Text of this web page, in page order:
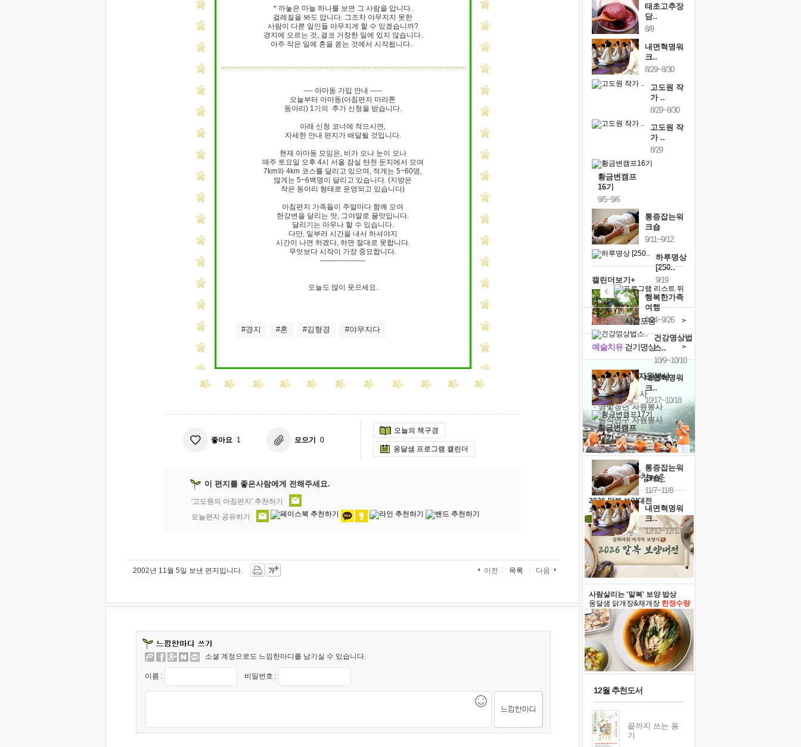
* 까놓은 마늘 하나를 보면 그 사람을 압니다.
걸레질을 봐도 압니다. 그조차 야무지지 못한
사람이 다른 일인들 야무지게 할 수 있겠습니까?
경지에 오르는 것, 결코 거창한 일에 있지 않습니다.
아주 작은 일에 혼을 쏟는 것에서 시작됩니다.
---- 아마동 가입 안내 -----
오늘부터 아마동(아침편지 마라톤
동아리) 1기의 추가 신청을 받습니다.
아래 신청 코너에 적으시면,
자세한 안내 편지가 배달될 것입니다.
현재 아마동 모임은, 비가 오나 눈이 오나
매주 토요일 오후 4시 서울 잠실 탄천 둔치에서 모여
7km와 4km 코스를 달리고 있으며, 적게는 5~60명,
많게는 5~6백명이 달리고 있습니다. (지방은
작은 동아리 형태로 운영되고 있습니다)
아침편지 가족들이 주말마다 함께 모여
한강변을 달리는 맛, 그야말로 꿀맛입니다.
달리기는 아무나 할 수 있습니다.
다만, 일부러 시간을 내서 하셔야지
시간이 나면 하겠다, 하면 절대로 못합니다.
무엇보다 시작이 가장 중요합니다.
-------------------
오늘도 많이 웃으세요.
#경지 #혼 #김형경 #야무지다
좋아요 1 모으기 0
오늘의 책구경
옹달샘 프로그램 캘린더
이 편지를 좋은사람에게 전해주세요.
'고도원의 아침편지' 추천하기
오늘편지 공유하기
2002년 11월 5일 보낸 편지입니다. 이전 목록 다음
소셜 계정으로도 느낌한마디를 남기실 수 있습니다.
이름 : 비밀번호 :
태초고추장
담..
8/8
내면혁명워
크..
8/29~8/30
고도원 작
가 ..
8/29~8/30
고도원 작
가 ..
8/29
황금변캠프
16기
9/5~9/6
통증잡는워
크숍
9/11~9/12
하루명상
[250..
9/19
행복한가족
여행
9/24~9/26
건강명상법
스..
10/9~10/10
내면혁명워
크..
10/17~10/18
황금변캠프
17기
10/30~10/31
통증잡는워
크숍
11/7~11/8
내면혁명워
크..
12/12~12/13
캘린더보기+
예술치유걷기명상 >
힐링허그사감포옹 >
'옹달샘의 꽃'자원봉사
· 청년 자원봉사
· 금빛청년 자원봉사
· 음식연구 자원봉사
2026 말복 보양대전
최대74%할인
사람살리는 '말복' 보양 밥상
옹달샘 닭개장&채개장 한정수량
12월 추천도서
끝까지 쓰는 용
기